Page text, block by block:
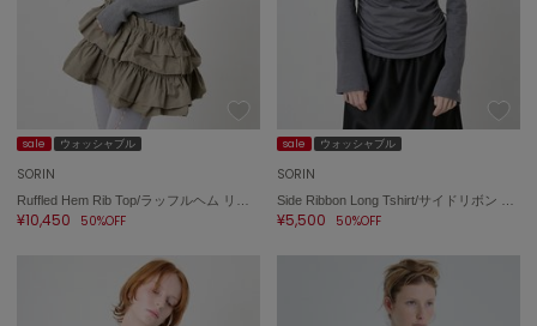
sale ウォッシャブル
SORIN
¥10,450 50%OFF
sale ウォッシャブル
SORIN
¥5,500 50%OFF